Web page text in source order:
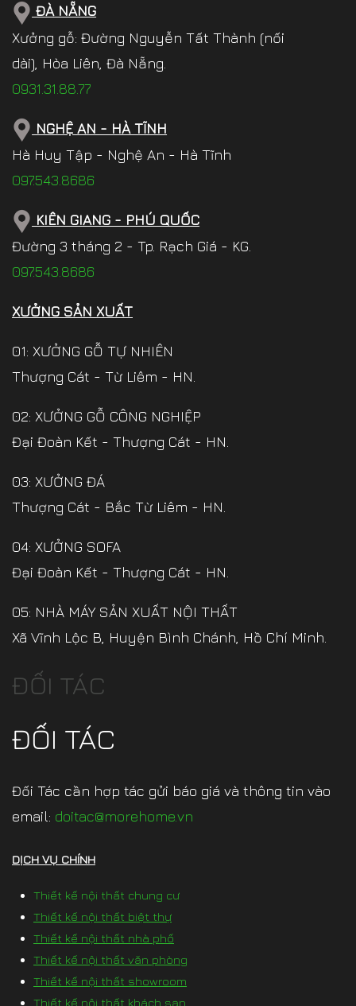
ĐÀ NẴNG
Xưởng gỗ: Đường Nguyễn Tất Thành (nối
dài), Hòa Liên, Đà Nẵng.
0931.31.88.77
NGHỆ AN - HÀ TĨNH
Hà Huy Tập - Nghệ An - Hà Tĩnh
097.543.8686
KIÊN GIANG - PHÚ QUỐC
Đường 3 tháng 2 - Tp. Rạch Giá - KG.
097.543.8686
XƯỞNG SẢN XUẤT
01: XƯỞNG GỖ TỰ NHIÊN
Thượng Cát - Từ Liêm - HN.
02: XƯỞNG GỖ CÔNG NGHIỆP
Đại Đoàn Kết - Thượng Cát - HN.
03: XƯỞNG ĐÁ
Thượng Cát - Bắc Từ Liêm - HN.
04: XƯỞNG SOFA
Đại Đoàn Kết - Thượng Cát - HN.
05: NHÀ MÁY SẢN XUẤT NỘI THẤT
Xã Vĩnh Lộc B, Huyện Bình Chánh, Hồ Chí Minh.
ĐỐI TÁC
ĐỐI TÁC
Đối Tác cần hợp tác gửi báo giá và thông tin vào
email: doitac@morehome.vn
DỊCH VỤ CHÍNH
Thiết kế nội thất chung cư
Thiết kế nội thất biệt thự
Thiết kế nội thất nhà phố
Thiết kế nội thất văn phòng
Thiết kế nội thất showroom
Thiết kế nội thất khách sạn